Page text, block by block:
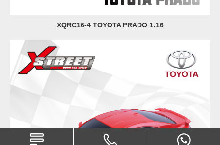
XQRC16-4 TOYOTA PRADO 1:16